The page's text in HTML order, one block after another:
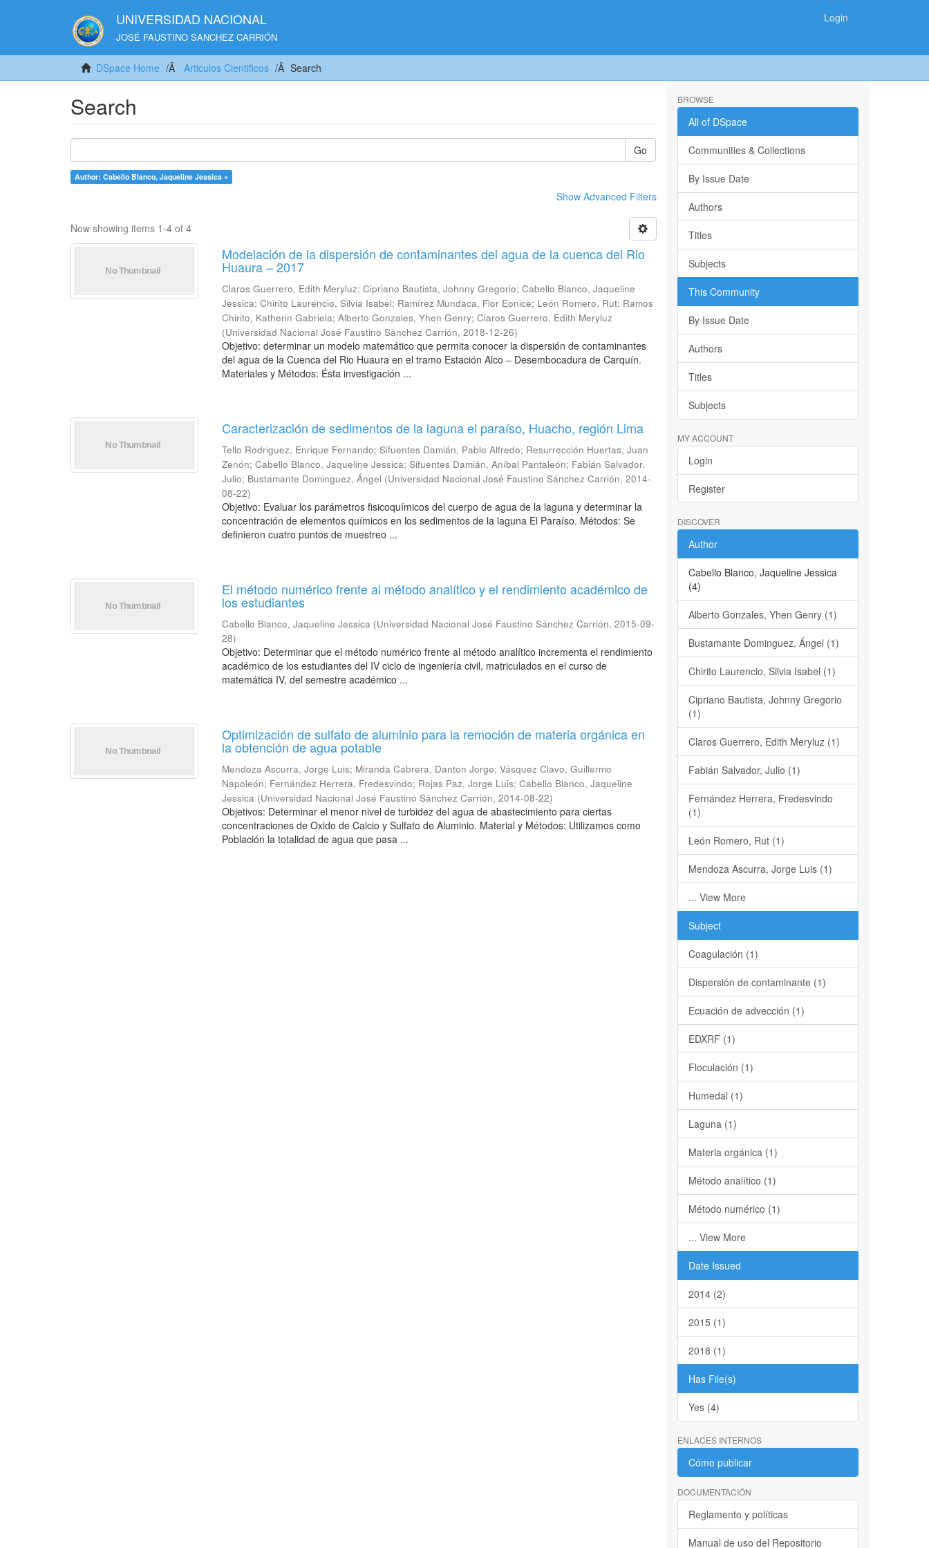
UNIVERSIDAD NACIONAL
JOSÉ FAUSTINO SANCHEZ CARRIÓN
Login
DSpace Home Articulos Cientificos Search
Search
Go
Author: Cabello Blanco, Jaqueline Jessica ×
Show Advanced Filters
Now showing items 1-4 of 4
Modelación de la dispersión de contaminantes del agua de la cuenca del Rio
Huaura – 2017
Claros Guerrero, Edith Meryluz;Cipriano Bautista, Johnny Gregorio;Cabello Blanco, Jaqueline
Jessica;Chirito Laurencio, Silvia Isabel; Ramírez Mundaca, Flor Eonice; León Romero, Rut; Ramos
Chirito, Katherin Gabriela;Alberto Gonzales, Yhen Genry;Claros Guerrero, Edith Meryluz
(Universidad Nacional José Faustino Sánchez Carrión,2018-12-26)
Objetivo: determinar un modelo matemático que permita conocer la dispersión de contaminantes
del agua de la Cuenca del Rio Huaura en el tramo Estación Alco – Desembocadura de Carquín.
Materiales y Métodos: Ésta investigación ...
Caracterización de sedimentos de la laguna el paraíso, Huacho, región Lima
Tello Rodriguez, Enrique Fernando;Sifuentes Damián, Pablo Alfredo; Resurrección Huertas, Juan
Zenón;Cabello Blanco, Jaqueline Jessica;Sifuentes Damián, Aníbal Pantaleón; Fabián Salvador,
Julio; Bustamante Dominguez, Ángel (Universidad Nacional José Faustino Sánchez Carrión,2014-
08-22)
Objetivo: Evaluar los parámetros fisicoquímicos del cuerpo de agua de la laguna y determinar la
concentración de elementos químicos en los sedimentos de la laguna El Paraíso. Métodos: Se
definieron cuatro puntos de muestreo ...
El método numérico frente al método analítico y el rendimiento académico de
los estudiantes
Cabello Blanco, Jaqueline Jessica (Universidad Nacional José Faustino Sánchez Carrión,2015-09-
28)
Objetivo: Determinar que el método numérico frente al método analítico incrementa el rendimiento
académico de los estudiantes del IV ciclo de ingeniería civil, matriculados en el curso de
matemática IV, del semestre académico ...
Optimización de sulfato de aluminio para la remoción de materia orgánica en
la obtención de agua potable
Mendoza Ascurra, Jorge Luis; Miranda Cabrera, Danton Jorge;Vásquez Clavo, Guillermo
Napoleón; Fernández Herrera, Fredesvindo; Rojas Paz, Jorge Luis;Cabello Blanco, Jaqueline
Jessica (Universidad Nacional José Faustino Sánchez Carrión,2014-08-22)
Objetivos: Determinar el menor nivel de turbidez del agua de abastecimiento para ciertas
concentraciones de Oxido de Calcio y Sulfato de Aluminio. Material y Métodos: Utilizamos como
Población la totalidad de agua que pasa ...
BROWSE
All of DSpace
Communities & Collections
By Issue Date
Authors
Titles
Subjects
This Community
By Issue Date
Authors
Titles
Subjects
MY ACCOUNT
Login
Register
DISCOVER
Author
Cabello Blanco, Jaqueline Jessica
(4)
Alberto Gonzales, Yhen Genry (1)
Bustamante Dominguez, Ángel (1)
Chirito Laurencio, Silvia Isabel (1)
Cipriano Bautista, Johnny Gregorio
(1)
Claros Guerrero, Edith Meryluz (1)
Fabián Salvador, Julio (1)
Fernández Herrera, Fredesvindo
(1)
León Romero, Rut (1)
Mendoza Ascurra, Jorge Luis (1)
... View More
Subject
Coagulación (1)
Dispersión de contaminante (1)
Ecuación de advección (1)
EDXRF (1)
Floculación (1)
Humedal (1)
Laguna (1)
Materia orgánica (1)
Método analítico (1)
Método numérico (1)
... View More
Date Issued
2014 (2)
2015 (1)
2018 (1)
Has File(s)
Yes (4)
ENLACES INTERNOS
Cómo publicar
DOCUMENTACIÓN
Reglamento y políticas
Manual de uso del Repositorio